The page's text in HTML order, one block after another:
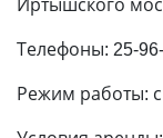
Телефоны: 25-
Режим работы: с